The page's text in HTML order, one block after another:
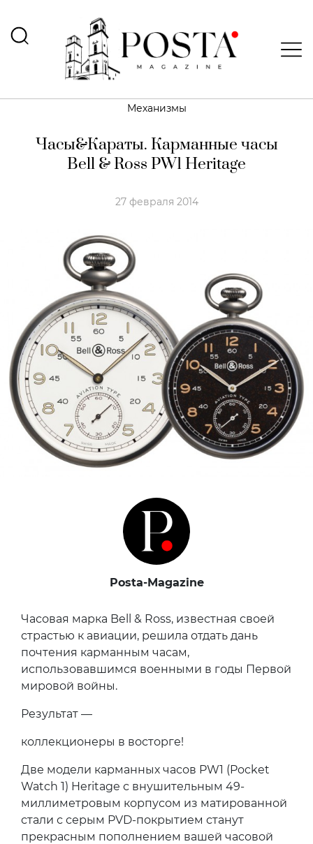
Механизмы
Часы&Караты. Карманные часы
Bell & Ross PW1 Heritage
27 февраля 2014
Posta-Magazine
Часовая марка Bell & Ross, известная своей
страстью к авиации, решила отдать дань
почтения карманным часам,
использовавшимся военными в годы Первой
мировой войны.
Результат —
коллекционеры в восторге!
Две модели карманных часов PW1 (Pocket
Watch 1) Heritage с внушительным 49-
миллиметровым корпусом из матированной
стали с серым PVD-покрытием станут
прекрасным пополнением вашей часовой